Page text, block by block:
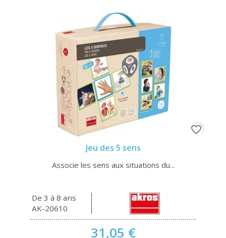
Jeu des 5 sens
Associe les sens aux situations du...
De 3 à 8 ans
AK-20610
31,05 €
favorite_border